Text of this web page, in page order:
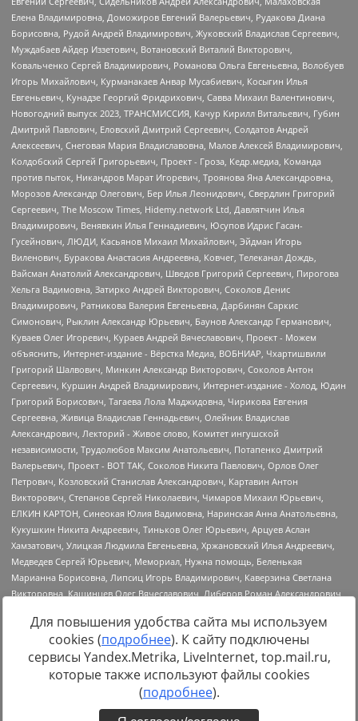
Источник:https://minjust.gov.ru/uploaded/files/reestr-
inostrannyih-agentov-22-03-2024.pdfданные на22.03.2024
Для повышения удобства сайта мы используем
cookies (подробнее). К сайту подключены
сервисы Yandex.Metrika, LiveInternet, top.mail.ru,
которые также используют файлы cookies
(подробнее).